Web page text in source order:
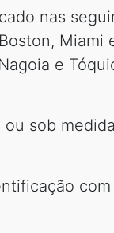
nas
Miami
e
sob